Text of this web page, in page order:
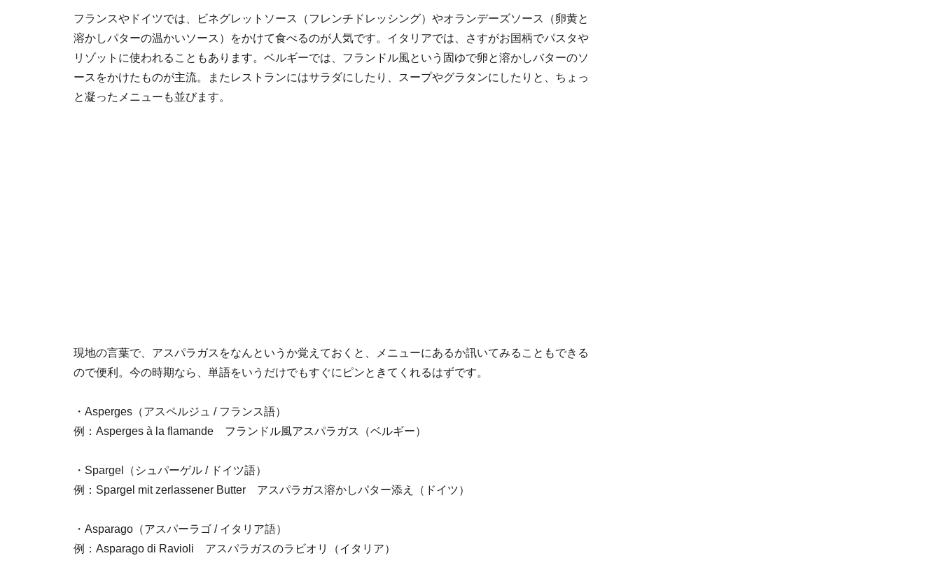
フランスやドイツでは、ビネグレットソース（フレンチドレッシング）やオランデーズソース（卵黄と
溶かしパターの温かいソース）をかけて食べるのが人気です。イタリアでは、さすがお国柄でパスタや
リゾットに使われることもあります。ベルギーでは、フランドル風という固ゆで卵と溶かしバターのソ
ースをかけたものが主流。またレストランにはサラダにしたり、スープやグラタンにしたりと、ちょっ
と凝ったメニューも並びます。
現地の言葉で、アスパラガスをなんというか覚えておくと、メニューにあるか訊いてみることもできる
ので便利。今の時期なら、単語をいうだけでもすぐにピンときてくれるはずです。
・Asperges （アスペルジュ / フランス語）
例：Asperges à la flamande フランドル風アスパラガス（ベルギー）
・Spargel
（シュパーゲル / ドイツ語）
例：Spargel mit zerlassener Butter アスパラガス溶かしパター添え（ドイツ）
・Asparago （アスパーラゴ / イタリア語）
例：Asparago di Ravioli アスパラガスのラビオリ（イタリア）